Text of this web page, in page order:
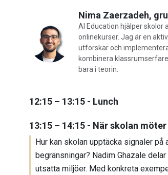
Nima Zaerzadeh,
AI Education hjälper skolor
onlinekurser. Jag är en
utforskar och
kombinera
bara i teorin.
12:15 – 13:15 - Lunch
13:15 – 14:15 - När skolan
Hur kan skolan upptäcka signaler
begränsningar? Nadim Ghazale
utsatta miljöer. Med konkreta